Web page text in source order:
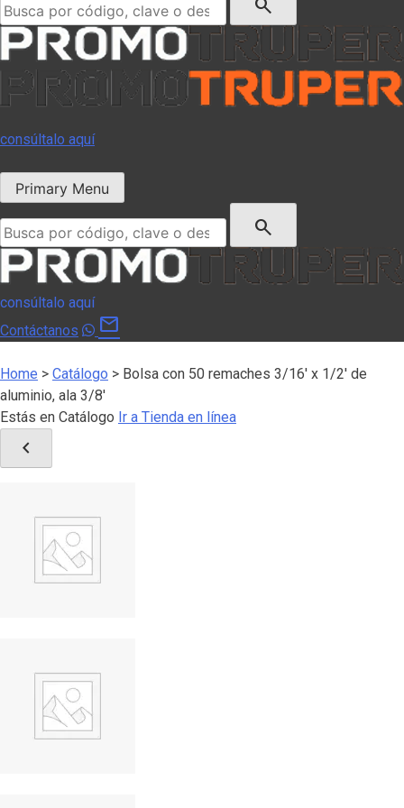
consúltalo aquí
Primary Menu
search
consúltalo aquí
Contáctanos
mail
Home > Catálogo > Bolsa con 50 remaches 3/16′ x 1/2′ de
aluminio, ala 3/8′
Estás en Catálogo Ir a Tienda en línea
chevron_left